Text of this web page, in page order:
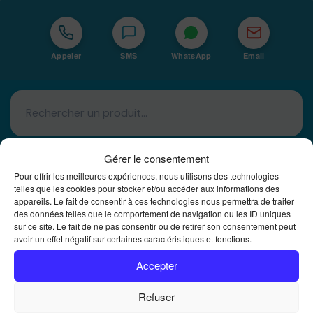
Gérer le consentement
Pour offrir les meilleures expériences, nous utilisons des technologies
telles que les cookies pour stocker et/ou accéder aux informations des
appareils. Le fait de consentir à ces technologies nous permettra de traiter
des données telles que le comportement de navigation ou les ID uniques
sur ce site. Le fait de ne pas consentir ou de retirer son consentement peut
avoir un effet négatif sur certaines caractéristiques et fonctions.
Accepter
Refuser
Appeler SMS WhatsApp Email
Basé à La Réunion · 974
Bureautique Reunion Ei
Intégrateur de solutions d'impression Bureautique et